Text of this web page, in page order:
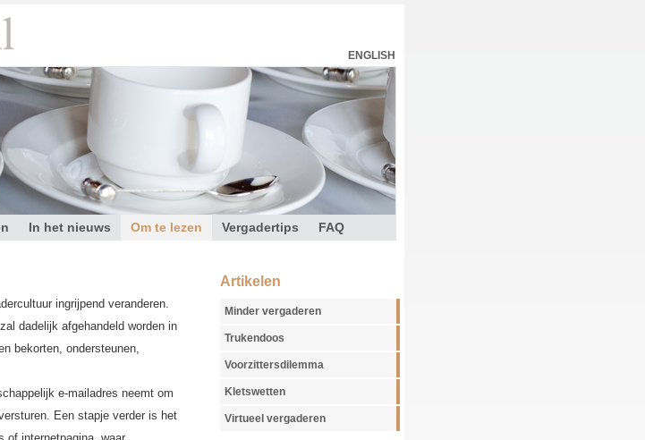
ENGLISH
In het nieuws Om te lezen Vergadertips FAQ
ingrijpend veranderen.
dadelijk afgehandeld worden in
bekorten, ondersteunen,
e-mailadres neemt om
Een stapje verder is het
Artikelen
Minder vergaderen
Trukendoos
Voorzittersdilemma
Kletswetten
Virtueel vergaderen